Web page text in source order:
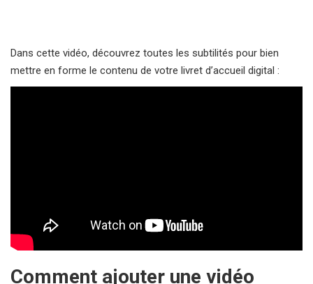
Dans cette vidéo, découvrez toutes les subtilités pour bien
mettre en forme le contenu de votre livret d’accueil digital :
Comment ajouter une vidéo